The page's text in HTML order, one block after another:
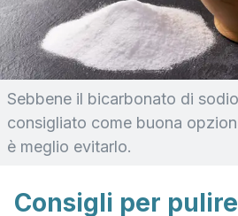
Sebbene il bicarbonato di
consigliato come buona
è meglio evitarlo.
Consigli per pulire